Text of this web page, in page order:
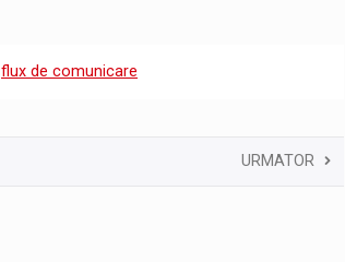
flux de comunicare
URMATOR